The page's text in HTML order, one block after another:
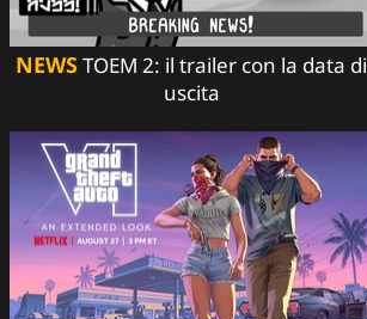
NEWSTOEM 2: il trailer con la data di
uscita